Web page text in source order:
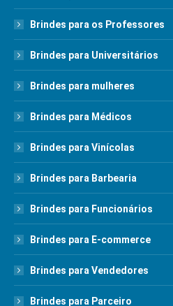
Brindes para os Professores
Brindes para Universitários
Brindes para mulheres
Brindes para Médicos
Brindes para Vinícolas
Brindes para Barbearia
Brindes para Funcionários
Brindes para E-commerce
Brindes para Vendedores
Brindes para Parceiro